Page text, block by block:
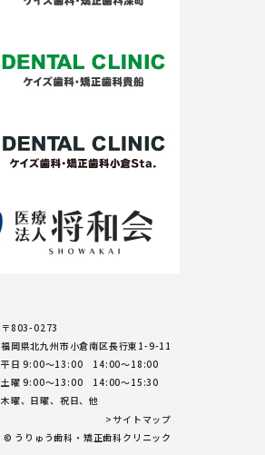
〒803-0273
福岡県北九州市小倉南区長行東1-9-11
平日 9:00～13:00 14:00～18:00
土曜 9:00～13:00 14:00～15:30
木曜、日曜、祝日、他
>サイトマップ
© うりゅう歯科・矯正歯科クリニック